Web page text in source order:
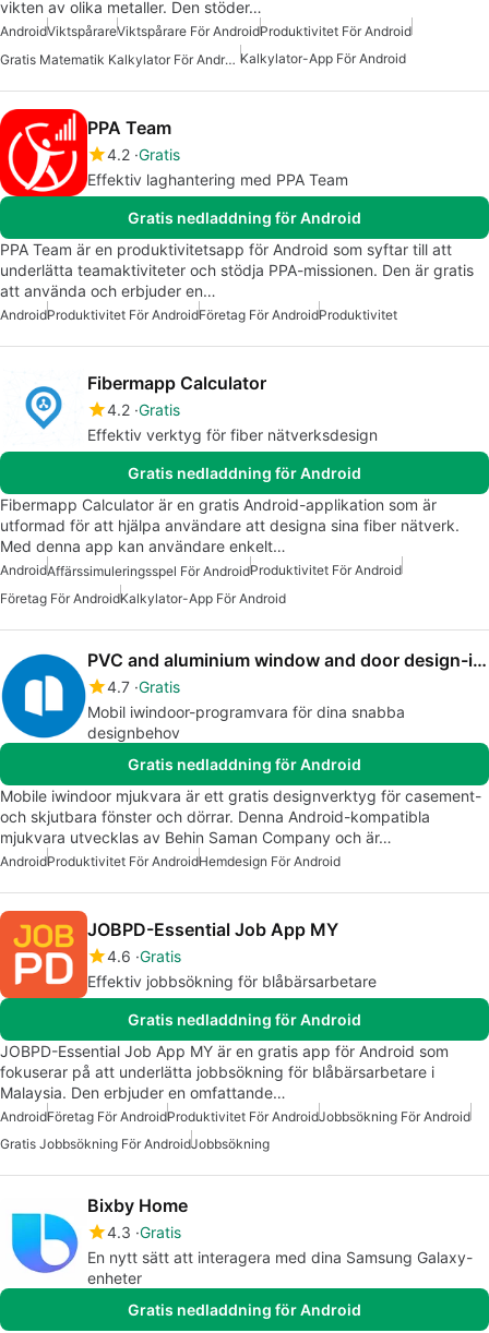
vikten av olika metaller. Den stöder…
AndroidViktspårareViktspårare För AndroidProduktivitet För Android
Gratis Matematik Kalkylator För Android Kalkylator-App För Android
PPA Team
4.2 Gratis
Effektiv laghantering med PPA Team
Gratis nedladdning för Android
PPA Team är en produktivitetsapp för Android som syftar till att
underlätta teamaktiviteter och stödja PPA-missionen. Den är gratis
att använda och erbjuder en…
AndroidProduktivitet För AndroidFöretag För AndroidProduktivitet
Fibermapp Calculator
4.2 Gratis
Effektiv verktyg för fiber nätverksdesign
Gratis nedladdning för Android
Fibermapp Calculator är en gratis Android-applikation som är
utformad för att hjälpa användare att designa sina fiber nätverk.
Med denna app kan användare enkelt…
AndroidAffärssimuleringsspel För AndroidProduktivitet För Android
Företag För AndroidKalkylator-App För Android
PVC and aluminium window and door design-iwindoor
4.7 Gratis
Mobil iwindoor-programvara för dina snabba
designbehov
Gratis nedladdning för Android
Mobile iwindoor mjukvara är ett gratis designverktyg för casement-
och skjutbara fönster och dörrar. Denna Android-kompatibla
mjukvara utvecklas av Behin Saman Company och är…
AndroidProduktivitet För AndroidHemdesign För Android
JOBPD-Essential Job App MY
4.6 Gratis
Effektiv jobbsökning för blåbärsarbetare
Gratis nedladdning för Android
JOBPD-Essential Job App MY är en gratis app för Android som
fokuserar på att underlätta jobbsökning för blåbärsarbetare i
Malaysia. Den erbjuder en omfattande…
AndroidFöretag För AndroidProduktivitet För AndroidJobbsökning För Android
Gratis Jobbsökning För AndroidJobbsökning
Bixby Home
4.3 Gratis
En nytt sätt att interagera med dina Samsung Galaxy-
enheter
Gratis nedladdning för Android